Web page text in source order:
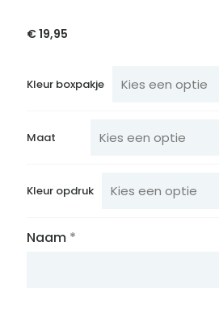
€19,95
Kleur boxpakje
Maat
Kleur opdruk
Naam *